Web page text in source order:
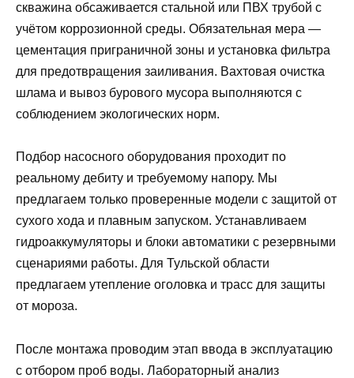
скважина обсаживается стальной или ПВХ трубой с
учётом коррозионной среды. Обязательная мера —
цементация приграничной зоны и установка фильтра
для предотвращения заиливания. Вахтовая очистка
шлама и вывоз бурового мусора выполняются с
соблюдением экологических норм.
Подбор насосного оборудования проходит по
реальному дебиту и требуемому напору. Мы
предлагаем только проверенные модели с защитой от
сухого хода и плавным запуском. Устанавливаем
гидроаккумуляторы и блоки автоматики с резервными
сценариями работы. Для Тульской области
предлагаем утепление оголовка и трасс для защиты
от мороза.
После монтажа проводим этап ввода в эксплуатацию
с отбором проб воды. Лабораторный анализ